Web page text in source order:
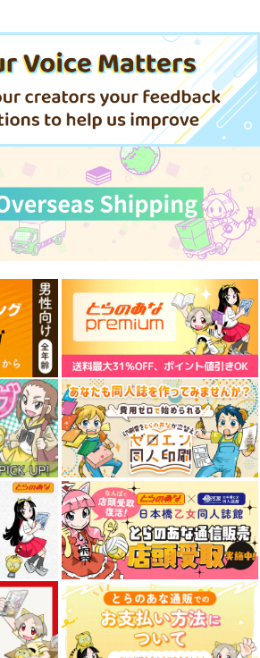
990円（税込）
古明地さとり
作品詳細
990円（税込）
古明地こいし
サンプル
作品詳細
東方スライドキーホル
ダー レミリア
AbsoluteZero
990円（税込）
レミリア・スカーレット
サンプル
作品詳細
東方スライドキーホル
ダー フランドール
AbsoluteZero
990円（税込）
フランドール・スカーレ
ット
サンプル
作品詳細